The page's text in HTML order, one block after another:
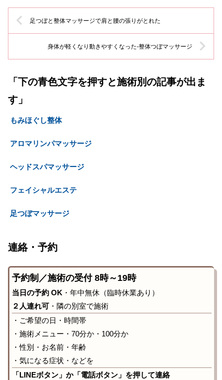
足つぼと整体マッサージで肩と腰の張りがとれた
身体が軽くなり動きやすくなった-整体つぼマッサージ
「下の青色文字を押すと施術別の記事が出ま
す」
もみほぐし整体
アロマリンパマッサージ
ヘッドスパマッサージ
フェイシャルエステ
足つぼマッサージ
連絡・予約
予約制／施術の受付 8時～19時
当日の予約 OK ・年中無休（臨時休業あり）
２人連れ可 ・隣の別室で施術
・ご希望の日・時間帯
・施術メニュー・70分か・100分か
・性別・お名前・年齢
・気になる症状・などを
「LINEボタン」か「電話ボタン」を押して連絡